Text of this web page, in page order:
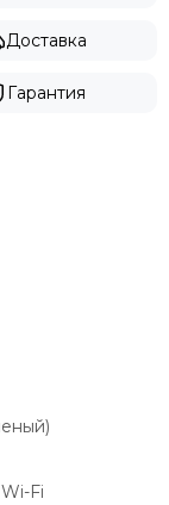
Доставка
Гарантия
Fi